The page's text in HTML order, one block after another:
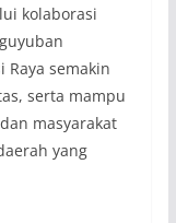
kolaborasi
semakin
serta mampu
masyarakat
yang